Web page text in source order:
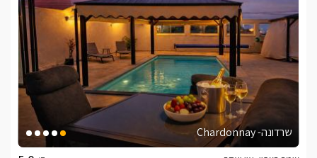
שרדונה- Chardonnay